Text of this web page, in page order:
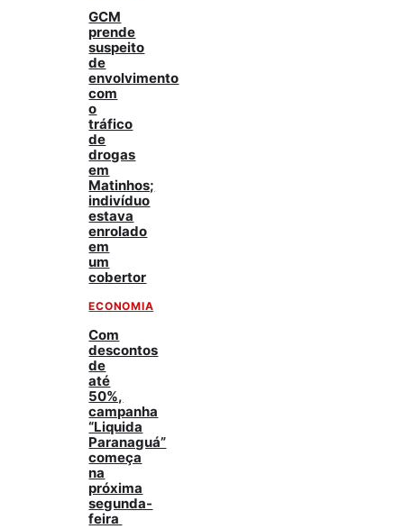
GCM
prende
suspeito
de
envolvimento
com
o
tráfico
de
drogas
em
Matinhos;
indivíduo
estava
enrolado
em
um
cobertor
ECONOMIA
Com
descontos
de
até
50%,
campanha
“Liquida
Paranaguá”
começa
na
próxima
segunda-
feira